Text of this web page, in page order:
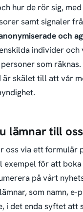
hur de rör sig,
samt signaler
och
individer och
som
skälet till att vår
lämnar till oss
oss via ett formulär
exempel för att boka
på vårt
som namn, e-
i det enda syftet att